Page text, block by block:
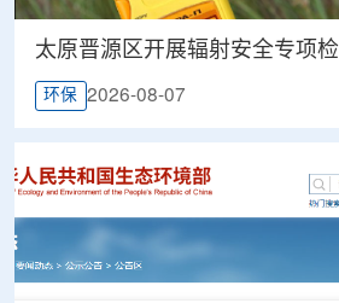
太原晋源区开展辐射安全专项
环保 2026-08-07